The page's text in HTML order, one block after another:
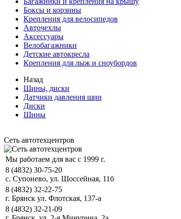
Боксы и корзины
Крепления для велосипедов
Авточехлы
Аксессуары
Велобагажники
Детские автокресла
Крепления для лыж и сноубордов
Назад
Шины, диски
Датчики давления шин
Диски
Шины
Сеть автотехцентров
Мы работаем для вас с 1999 г.
8 (4832) 30-75-20
с. Супонево, ул. Шоссейная, 11б
8 (4832) 32-22-75
г. Брянск ул. Флотская, 137-а
8 (4832) 32-21-09